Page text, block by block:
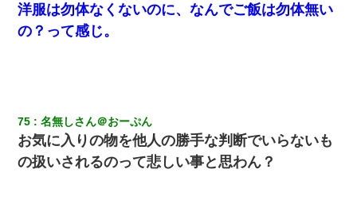
生保レディと行為する為に駆け引きしてみた結果ｗｗｗｗｗｗｗ
ｗｗｗｗｗ
体中に赤い蕁麻疹みたいなのができて、皮膚科にいったら「ジベ
ル薔薇色ひこう疹」という症状だと言われた
洋服は勿体なくないのに、なんでご飯は勿体無い
の？って感じ。
75 名無しさん＠おーぷん
お気に入りの物を他人の勝手な判断でいらないも
の扱いされるのって悲しい事と思わん？